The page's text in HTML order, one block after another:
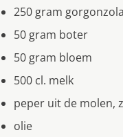
250 gram gorgonzola
50 gram boter
50 gram bloem
500 cl. melk
peper uit de molen,
olie